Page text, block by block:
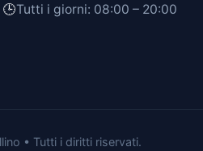
🕒Tutti i giorni: 08:00 – 20:00
• Tutti i diritti riservati.